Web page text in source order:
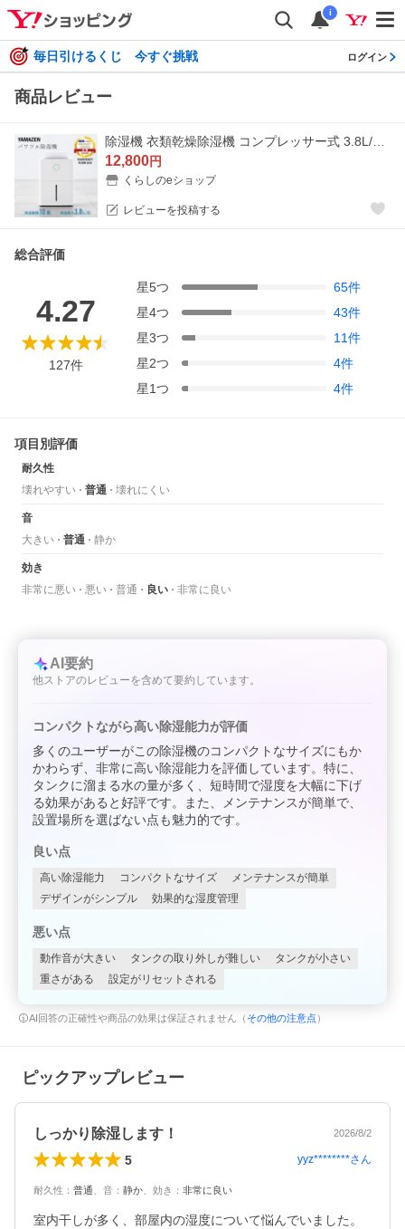
i
毎日引けるくじ 今すぐ挑戦 ログイン
商品レビュー
12,800円
くらしのeショップ
レビューを投稿する
総合評価
4.27
127件
星5つ 65件
星4つ 43件
星3つ 11件
星2つ 4件
星1つ 4件
項目別評価
耐久性
壊れやすい
普通 壊れにくい
音
大きい
普通 静か
効き
非常に悪い
悪い 普通 良い 非常に良い
AI要約
他ストアのレビューを含めて要約しています。
コンパクトながら高い除湿能力が評価
多くのユーザーがこの除湿機のコンパクトなサイズにもか
かわらず、非常に高い除湿能力を評価しています。特に、
タンクに溜まる水の量が多く、短時間で湿度を大幅に下げ
る効果があると好評です。また、メンテナンスが簡単で、
設置場所を選ばない点も魅力的です。
良い点
高い除湿能力 コンパクトなサイズ
メンテナンスが簡単
デザインがシンプル
効果的な湿度管理
悪い点
動作音が大きい タンクの取り外しが難しい
タンクが小さい
重さがある
設定がリセットされる
AI回答の正確性や商品の効果は保証されません（ その他の注意点 ）
ピックアップレビュー
しっかり除湿します！ 2026/8/2
5 yyz********さん
耐久性 ： 普通 音 ： 静か 効き ： 非常に良い
室内干しが多く、部屋内の湿度について悩んでいました。